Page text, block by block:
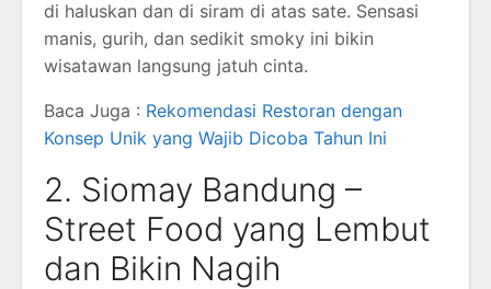
di haluskan dan di siram di atas sate. Sensasi
manis, gurih, dan sedikit smoky ini bikin
wisatawan langsung jatuh cinta.
Baca Juga : Rekomendasi Restoran dengan
Konsep Unik yang Wajib Dicoba Tahun Ini
2. Siomay Bandung –
Street Food yang Lembut
dan Bikin Nagih